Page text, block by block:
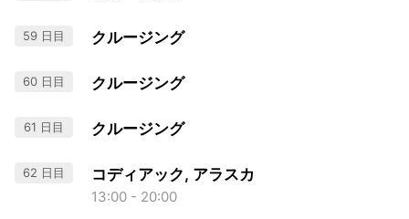
59 日目 クルージング
60 日目 クルージング
61 日目 クルージング
62 日目 コディアック, アラスカ
13:00 - 20:00